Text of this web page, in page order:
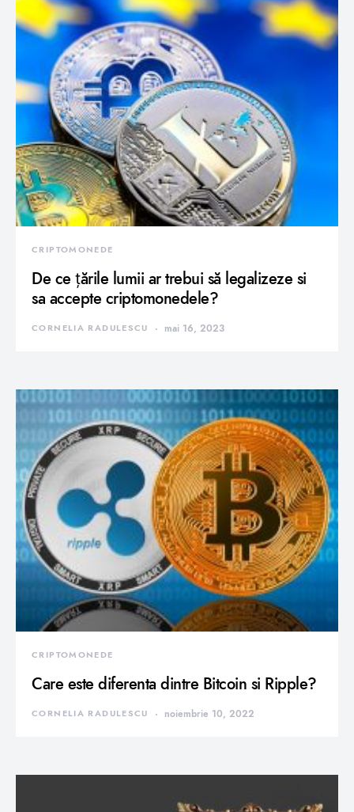
CRIPTOMONEDE
De ce țările lumii ar trebui să legalizeze si
sa accepte criptomonedele?
CORNELIA RADULESCU mai 16, 2023
CRIPTOMONEDE
Care este diferenta dintre Bitcoin si Ripple?
CORNELIA RADULESCU noiembrie 10, 2022